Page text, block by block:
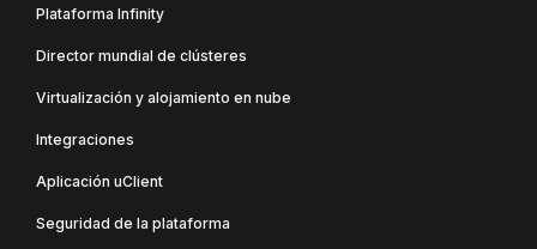
Plataforma Infinity
Director mundial de clústeres
Virtualización y alojamiento en nube
Integraciones
Aplicación uClient
Seguridad de la plataforma